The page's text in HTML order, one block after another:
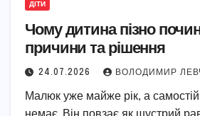
ДІТИ
Чому дитина пізно
причини та рішення
24.07.2026 ВОЛОДИМИР
Малюк уже майже рік, а